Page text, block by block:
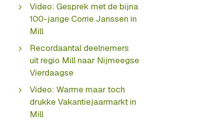
Video: Gesprek met de bijna
100-jarige Corrie Janssen in
Mill
Recordaantal deelnemers
uit regio Mill naar Nijmeegse
Vierdaagse
Video: Warme maar toch
drukke Vakantiejaarmarkt in
Mill